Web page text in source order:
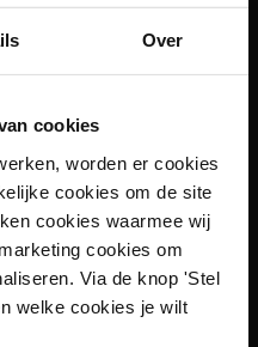
Over
cookies
worden er cookies
cookies om de site
cookies waarmee wij
cookies om
Via de knop 'Stel
welke cookies je wilt